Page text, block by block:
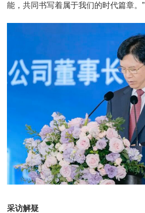
能，共同书写着属于我们的时代篇章。”
采访解疑